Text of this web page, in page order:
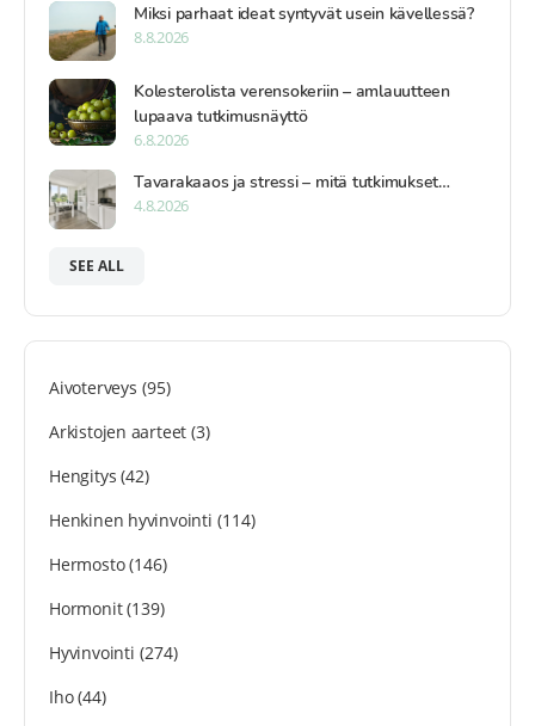
Miksi parhaat ideat syntyvät usein kävellessä?
8.8.2026
Kolesterolista verensokeriin – amlauutteen
lupaava tutkimusnäyttö
6.8.2026
Tavarakaaos ja stressi – mitä tutkimukset…
4.8.2026
SEE ALL
Aivoterveys (95)
Arkistojen aarteet (3)
Hengitys (42)
Henkinen hyvinvointi (114)
Hermosto(146)
Hormonit(139)
Hyvinvointi (274)
Iho(44)